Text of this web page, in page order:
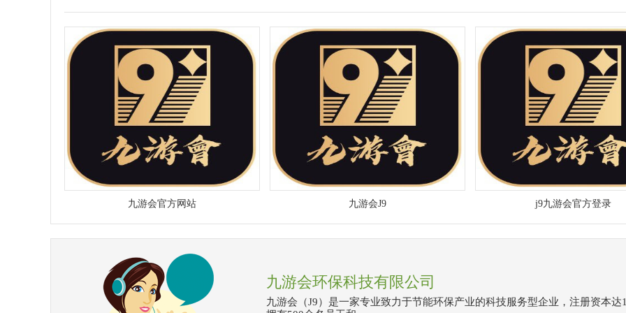
九游会官方网站 九游会J9 j9九游会官方登录
九游会环保科技有限公司
九游会（J9）是一家专业致力于节能环保产业的科技服务型企业，注册资本达